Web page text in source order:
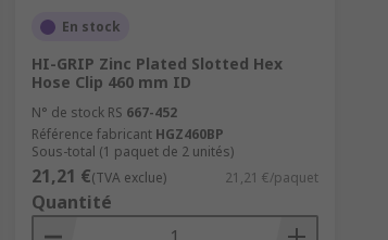
En stock
HI-GRIP Zinc Plated Slotted Hex
Hose Clip 460 mm ID
N° de stock RS 667-452
Référence fabricant HGZ460BP
Sous-total (1 paquet de 2 unités)
21,21 €(TVA exclue) 21,21 €/paquet
Quantité